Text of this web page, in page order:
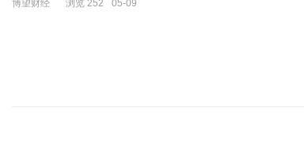
博望财经 浏览 252 05-09